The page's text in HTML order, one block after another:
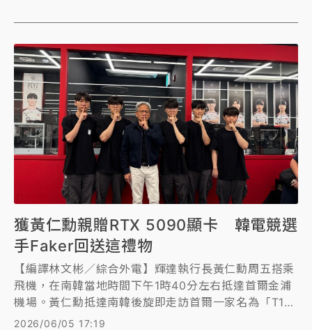
獲黃仁勳親贈RTX 5090顯卡 韓電競選
手Faker回送這禮物
【編譯林文彬／綜合外電】輝達執行長黃仁勳周五搭乘
飛機，在南韓當地時間下午1時40分左右抵達首爾金浦
機場。黃仁勳抵達南韓後旋即走訪首爾一家名為「T1
Base Camp」的網咖，與經營這家網咖的職業電競隊
2026/06/05 17:19